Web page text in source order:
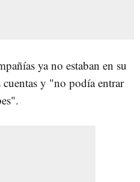
ya no estaban en su
cuentas y "no podía entrar